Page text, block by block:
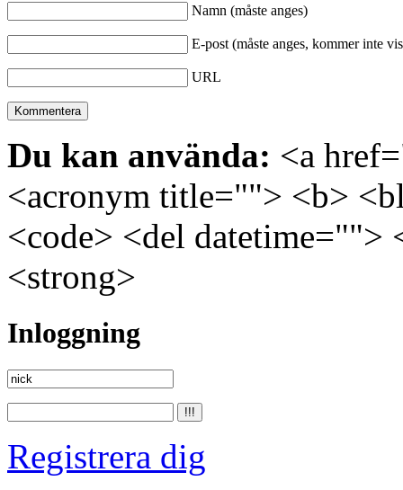
Namn (måste anges)
E-post (måste anges, kommer inte
URL
Du kan använda: <a
<acronym title=""> <b>
<code> <del
<strong>
Inloggning
Registrera dig